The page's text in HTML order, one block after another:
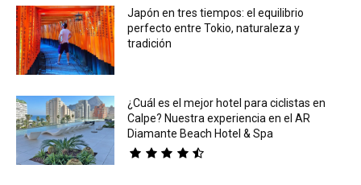
Japón en tres tiempos: el equilibrio
perfecto entre Tokio, naturaleza y
tradición
¿Cuál es el mejor hotel para ciclistas en
Calpe? Nuestra experiencia en el AR
Diamante Beach Hotel & Spa